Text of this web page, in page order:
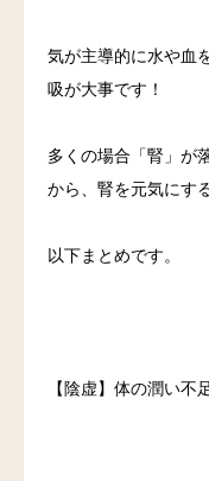
気が主導的に水や血
吸が大事です！
多くの場合「腎」が
から、腎を元気にす
以下まとめです。
【陰虚】体の潤い